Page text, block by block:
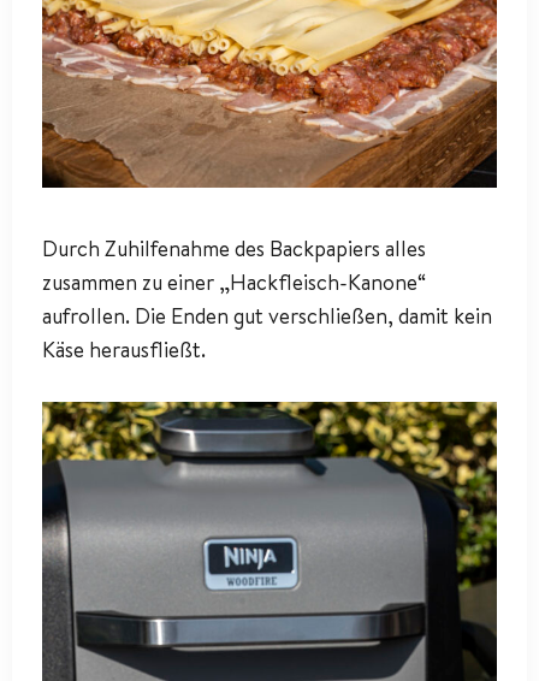
Durch Zuhilfenahme des Backpapiers alles
zusammen zu einer „Hackfleisch-Kanone“
aufrollen. Die Enden gut verschließen, damit kein
Käse herausfließt.